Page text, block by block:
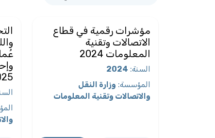
مؤشرات رقمية في قطاع
الاتصالات وتقنية
المعلومات 2024
السنة:
2024
المؤسسة: وزارة النقل
والاتصالات وتقنية المعلومات